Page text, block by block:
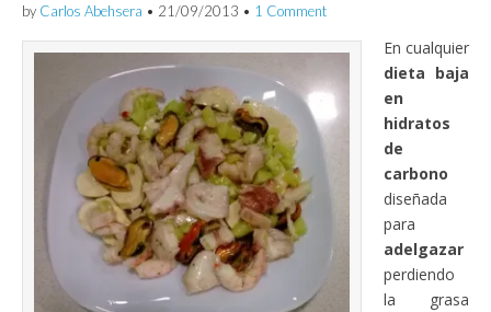
by Carlos Abehsera • 21/09/2013 • 1 Comment
En cualquier
dieta baja
en
hidratos
de
carbono
diseñada
para
adelgazar
perdiendo
la grasa